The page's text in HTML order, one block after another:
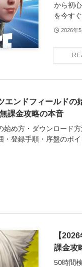
から初
を今す
2026年
エンドフィールドの
課金攻略の本音
始め方・ダウンロード
・登録手順・序盤のポ
【
課金攻
50時間